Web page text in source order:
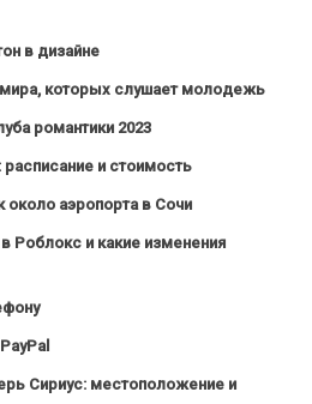
в дизайне
которых слушает молодежь
романтики 2023
и стоимость
около аэропорта в Сочи
Роблокс и какие изменения
Сириус: местоположение и